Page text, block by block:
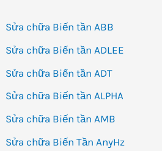
Sửa chữa Biến tần ABB
Sửa chữa Biến tần ADLEE
Sửa chữa Biến tần ADT
Sửa chữa Biến tần ALPHA
Sửa chữa Biến tần AMB
Sửa chữa Biến Tần AnyHz